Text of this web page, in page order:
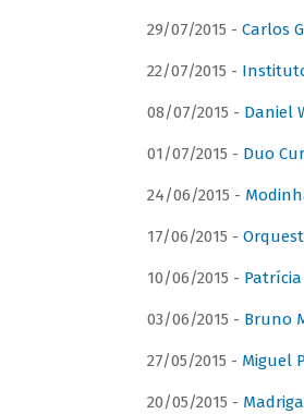
29/07/2015 - Carlos
22/07/2015 -
08/07/2015 - Daniel
01/07/2015 - Duo
24/06/2015 -
17/06/2015 -
10/06/2015 -
03/06/2015 - Bruno
27/05/2015 - Miguel
20/05/2015 -